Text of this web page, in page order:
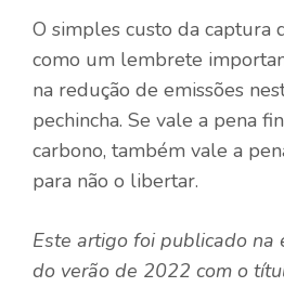
O simples custo da captura
como um lembrete
na redução de emissões
pechincha. Se vale a pena
carbono, também vale a
para não o libertar.
Este artigo foi publicado na
do verão de 2022 com o